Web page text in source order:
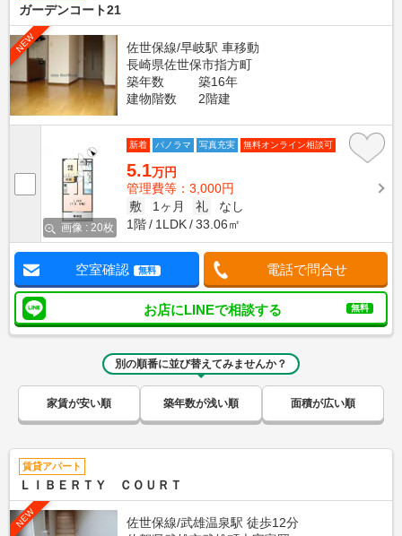
ガーデンコート21
NEW
佐世保線/早岐駅 車移動
長崎県佐世保市指方町
築年数
築16年
建物階数
2階建
画像 : 20枚
新着 パノラマ 写真充実 無料オンライン相談可
5.1万円
管理費等：3,000円
敷
1ヶ月 礼
なし
1階
1LDK 33.06㎡
空室確認 無料 電話で問合せ
お店にLINEで相談する 無料
別の順番に並び替えてみませんか？
家賃が安い順 築年数が浅い順 面積が広い順
賃貸アパート
ＬＩＢＥＲＴＹ ＣＯＵＲＴ
NEW
佐世保線/武雄温泉駅 徒歩12分